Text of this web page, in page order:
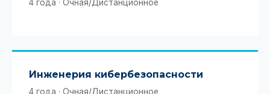
4 года · Очная/Дистанционное
Инженерия кибербезопасности
4 года · Очная/Дистанционное